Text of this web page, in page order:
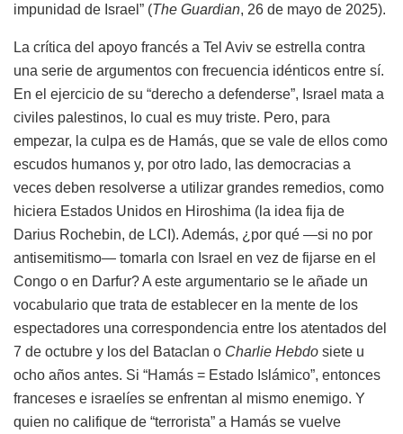
impunidad de Israel” (The Guardian, 26 de mayo de 2025).
La crítica del apoyo francés a Tel Aviv se estrella contra
una serie de argumentos con frecuencia idénticos entre sí.
En el ejercicio de su “derecho a defenderse”, Israel mata a
civiles palestinos, lo cual es muy triste. Pero, para
empezar, la culpa es de Hamás, que se vale de ellos como
escudos humanos y, por otro lado, las democracias a
veces deben resolverse a utilizar grandes remedios, como
hiciera Estados Unidos en Hiroshima (la idea fija de
Darius Rochebin, de LCI ). Además, ¿por qué —si no por
antisemitismo— tomarla con Israel en vez de fijarse en el
Congo o en Darfur? A este argumentario se le añade un
vocabulario que trata de establecer en la mente de los
espectadores una correspondencia entre los atentados del
7 de octubre y los del Bataclan o Charlie Hebdo siete u
ocho años antes. Si “Hamás = Estado Islámico”, entonces
franceses e israelíes se enfrentan al mismo enemigo. Y
quien no califique de “terrorista” a Hamás se vuelve